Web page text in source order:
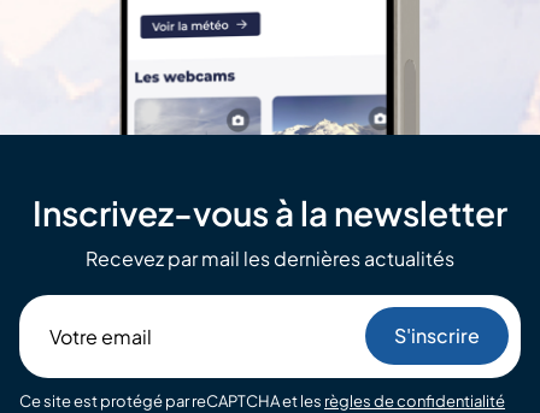
Inscrivez-vous à la newsletter
Recevez par mail les dernières actualités
email
Ce site est protégé par reCAPTCHA et les règles de confidentialité